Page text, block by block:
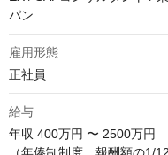
パン
雇用形態
正社員
給与
年収 400万円 〜 2500万円